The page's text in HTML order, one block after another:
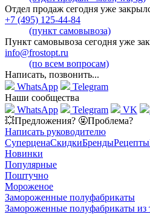
Отдел продаж сегодня уже
+7 (495) 125-44-84
(пункт самовывоза)
Пункт самовывоза сегодня уже
info@frostopt.ru
(по всем вопросам)
Написать, позвонить...
WhatsApp
Telegram
Наши сообщества
WhatsApp
Telegram VK
💥Предложения? 🤬Проблема?
Написать руководителю
СуперценаСкидкиБрендыРецепты
Новинки
Популярные
Поштучно
Мороженое
Замороженные полуфабрикаты
Замороженные полуфабрикаты из